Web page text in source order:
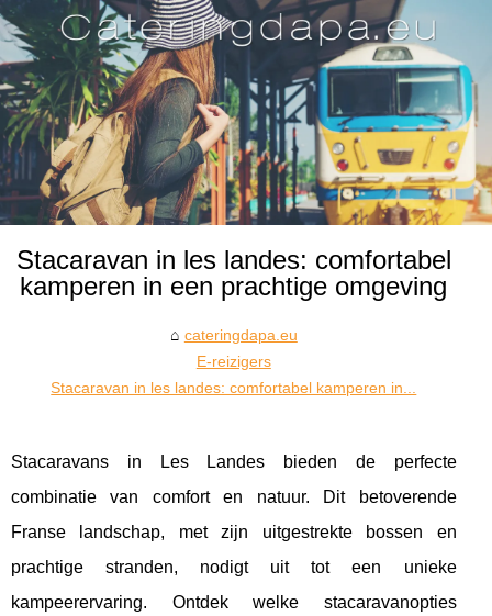
Stacaravan in les landes: comfortabel
kamperen in een prachtige omgeving
cateringdapa.eu
E-reizigers
Stacaravan in les landes: comfortabel kamperen in...
Stacaravans in Les Landes bieden de perfecte
combinatie van comfort en natuur. Dit betoverende
Franse landschap, met zijn uitgestrekte bossen en
prachtige stranden, nodigt uit tot een unieke
kampeerervaring. Ontdek welke stacaravanopties